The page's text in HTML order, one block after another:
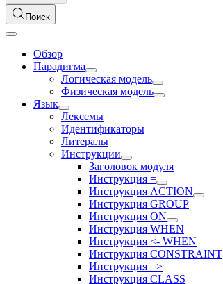
Поиск
Обзор
Парадигма
Логическая модель
Физическая модель
Язык
Лексемы
Идентификаторы
Литералы
Инструкции
Заголовок модуля
Инструкция =
Инструкция ACTION
Инструкция GROUP
Инструкция ON
Инструкция WHEN
Инструкция <- WHEN
Инструкция CONSTRAINT
Инструкция =>
Инструкция CLASS